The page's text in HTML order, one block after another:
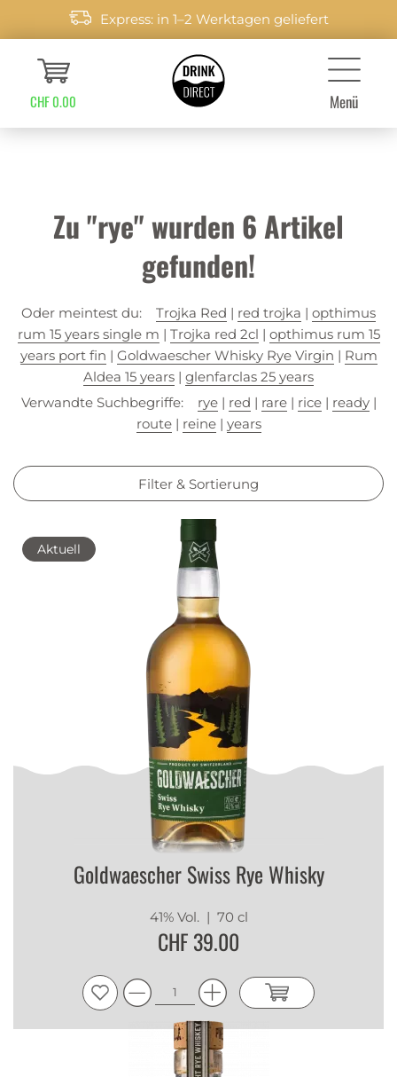
Express: in 1–2 Werktagen geliefert
CHF 0.00 Menü
Zu "rye" wurden 6 Artikel
gefunden!
Oder meintest du: Trojka Red | red trojka | opthimus
rum 15 years single m | Trojka red 2cl | opthimus rum 15
years port fin | Goldwaescher Whisky Rye Virgin | Rum
Aldea 15 years | glenfarclas 25 years
Verwandte Suchbegriffe:
rye| red | rare| rice| ready|
route| reine| years
Filter & Sortierung
Aktuell
Goldwaescher Swiss Rye Whisky
41% Vol. | 70 cl
CHF 39.00